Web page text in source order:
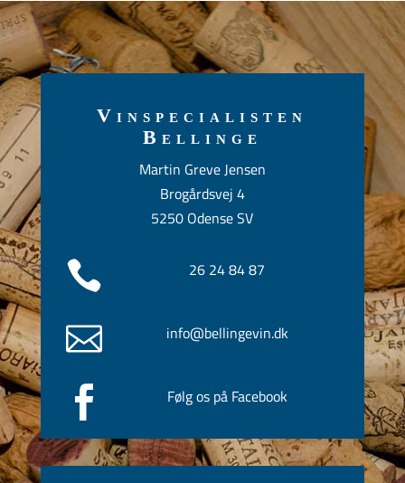
Vinspecialisten
Bellinge
Martin Greve Jensen
Brogårdsvej 4
5250 Odense SV
 26 24 84 87
 info@bellingevin.dk
 Følg os på Facebook